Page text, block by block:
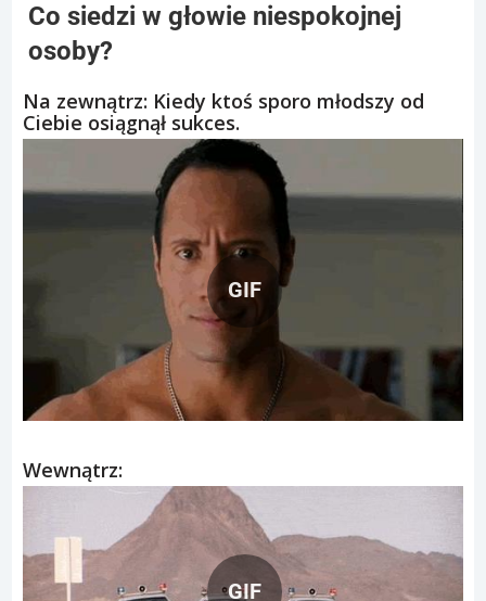
Co siedzi w głowie niespokojnej
osoby?
Na zewnątrz: Kiedy ktoś sporo młodszy od
Ciebie osiągnął sukces.
GIF
Wewnątrz:
GIF